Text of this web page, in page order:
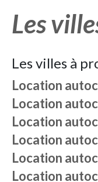
Les
Les villes à
Location
Location
Location
Location
Location
Location